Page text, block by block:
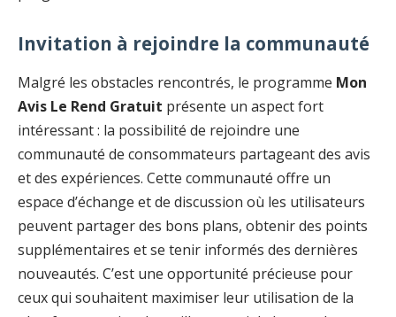
Invitation à rejoindre la communauté
Malgré les obstacles rencontrés, le programme Mon
Avis Le Rend Gratuit présente un aspect fort
intéressant : la possibilité de rejoindre une
communauté de consommateurs partageant des avis
et des expériences. Cette communauté offre un
espace d’échange et de discussion où les utilisateurs
peuvent partager des bons plans, obtenir des points
supplémentaires et se tenir informés des dernières
nouveautés. C’est une opportunité précieuse pour
ceux qui souhaitent maximiser leur utilisation de la